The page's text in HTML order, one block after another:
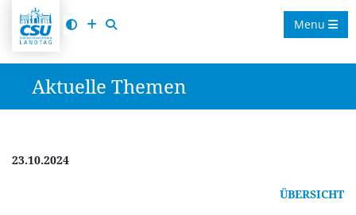
Menu
Aktuelle Themen
23.10.2024
ÜBERSICHT